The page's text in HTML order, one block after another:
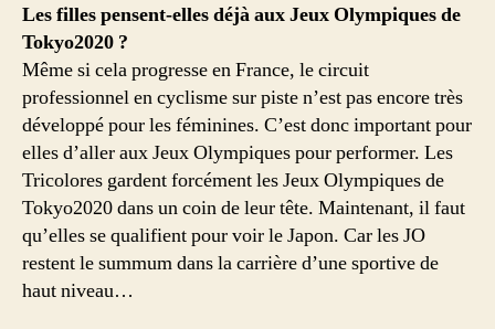
Les filles pensent-elles déjà aux Jeux Olympiques de
Tokyo2020 ?
Même si cela progresse en France, le circuit
professionnel en cyclisme sur piste n’est pas encore très
développé pour les féminines. C’est donc important pour
elles d’aller aux Jeux Olympiques pour performer. Les
Tricolores gardent forcément les Jeux Olympiques de
Tokyo2020 dans un coin de leur tête. Maintenant, il faut
qu’elles se qualifient pour voir le Japon. Car les JO
restent le summum dans la carrière d’une sportive de
haut niveau…